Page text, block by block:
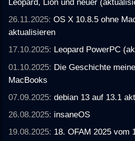
Leopard, Lion und neuer
26.11.2025:OS X 10.8.5 ohne
aktualisieren
17.10.2025: Leopard PowerPC
01.10.2025: Die Geschichte
MacBooks
07.09.2025:debian 13 auf 13.1
26.08.2025: insaneOS
19.08.2025: 18. OFAM 2025 vom